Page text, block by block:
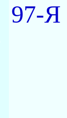
97-